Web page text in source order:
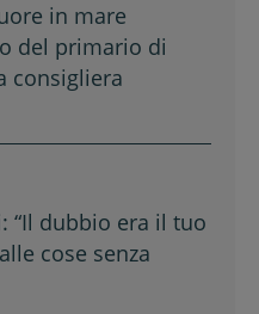
in mare
del primario di
consigliera
“Il dubbio era il tuo
cose senza